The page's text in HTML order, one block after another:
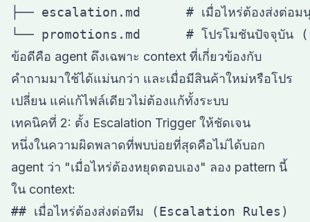
├── escalation.md      # เมื่อไหร่ต้องส่งต่อมนุ
ข้อดีคือ agent ดึงเฉพาะ context ที่เกี่ยวข้องกับ
คำถามมาใช้ได้แม่นกว่า และเมื่อมีสินค้าใหม่หรือโปร
เปลี่ยน แค่แก้ไฟล์เดียวไม่ต้องแก้ทั้งระบบ
เทคนิคที่ 2: ตั้ง Escalation Trigger ให้ชัดเจน
หนึ่งในความผิดพลาดที่พบบ่อยที่สุดคือไม่ได้บอก
agent ว่า "เมื่อไหร่ต้องหยุดตอบเอง" ลอง pattern นี้
ใน context:
## เมื่อไหร่ต้องส่งต่อทีม (Escalation Rules)